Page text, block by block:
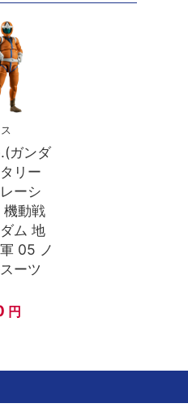
ガンダ
リー
ーシ
機動戦
ム 地
05 ノ
ーツ
円